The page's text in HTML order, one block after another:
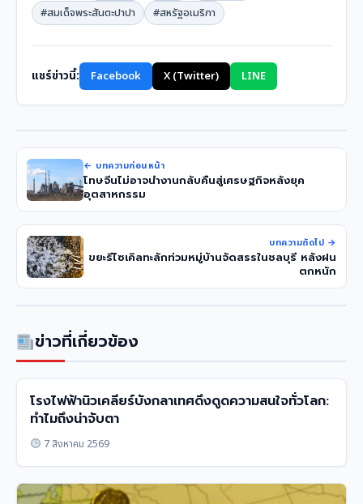
#สมเด็จพระสันตะปาปา
#สหรัฐอเมริกา
แชร์ข่าวนี้: Facebook X (Twitter) LINE
← บทความก่อนหน้า
โทษจีนไม่อาจนำงานกลับคืนสู่เศรษฐกิจหลังยุค
อุตสาหกรรม
บทความถัดไป →
ขยะรีไซเคิลทะลักท่วมหมู่บ้านจัดสรรในชลบุรี หลังฝน
ตกหนัก
ข่าวที่เกี่ยวข้อง
โรงไฟฟ้านิวเคลียร์บังกลาเทศดึงดูดความสนใจทั่วโลก:
ทำไมถึงน่าจับตา
7 สิงหาคม 2569